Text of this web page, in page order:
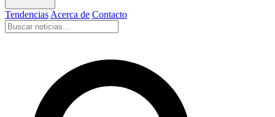
Tendencias Acerca de Contacto